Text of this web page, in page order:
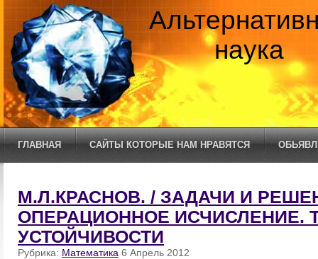
наука
ГЛАВНАЯ САЙТЫ КОТОРЫЕ НАМ НРАВЯТСЯ
М.Л.КРАСНОВ. / ЗАДАЧИ И
ОПЕРАЦИОННОЕ ИСЧИСЛЕНИЕ.
УСТОЙЧИВОСТИ
Рубрика: Математика 6 Апрель 2012